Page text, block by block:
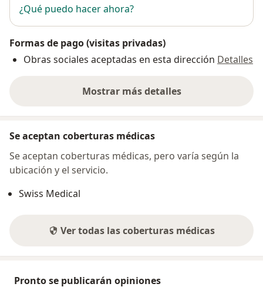
¿Qué puedo hacer ahora?
Formas de pago (visitas privadas)
Obras sociales aceptadas en esta dirección Detalles
Mostrar más detalles
sobre la dirección
Se aceptan coberturas médicas
Se aceptan coberturas médicas, pero varía según la
ubicación y el servicio.
Swiss Medical
Ver todas las coberturas médicas
Pronto se publicarán opiniones